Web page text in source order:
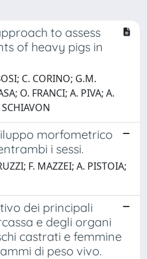
to assess
of heavy pigs in
C. CORINO; G.M.
O. FRANCI; A. PIVA; A.
morfometrico
i sessi.
F. MAZZEI; A. PISTOIA;
dei principali
e degli organi
castrati e femmine
di peso vivo.